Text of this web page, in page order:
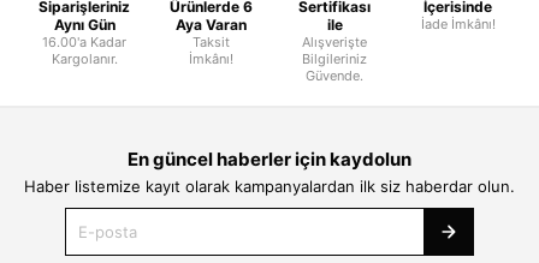
Siparişleriniz
Aynı Gün
16.00'a Kadar
Kargolanır.
Ürünlerde 6
Aya Varan
Taksit
İmkânı!
Sertifikası
ile
Alışverişte
Bilgileriniz
Güvende.
İçerisinde
İade İmkânı!
En güncel haberler için kaydolun
Haber listemize kayıt olarak kampanyalardan ilk siz haberdar olun.